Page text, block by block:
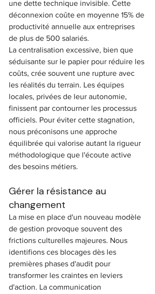
une dette technique invisible. Cette
déconnexion coûte en moyenne 15% de
productivité annuelle aux entreprises
de plus de 500 salariés.
La centralisation excessive, bien que
séduisante sur le papier pour réduire les
coûts, crée souvent une rupture avec
les réalités du terrain. Les équipes
locales, privées de leur autonomie,
finissent par contourner les processus
officiels. Pour éviter cette stagnation,
nous préconisons une approche
équilibrée qui valorise autant la rigueur
méthodologique que l'écoute active
des besoins métiers.
Gérer la résistance au
changement
La mise en place d'un nouveau modèle
de gestion provoque souvent des
frictions culturelles majeures. Nous
identifions ces blocages dès les
premières phases d'audit pour
transformer les craintes en leviers
d'action. La communication